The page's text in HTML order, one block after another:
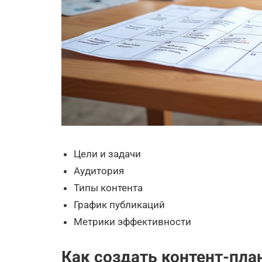
Цели и задачи
Аудитория
Типы контента
График публикаций
Метрики эффективности
Как создать контент-